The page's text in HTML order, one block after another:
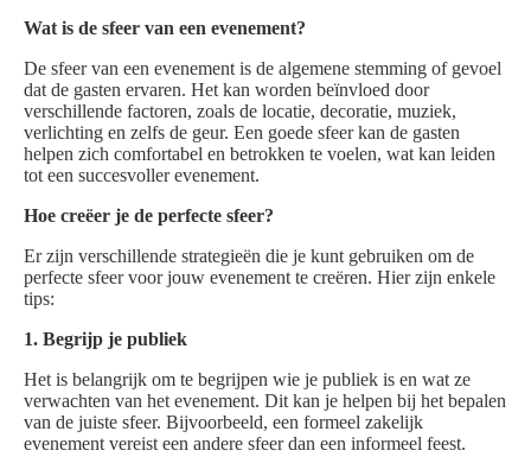
Wat is de sfeer van een evenement?
De sfeer van een evenement is de algemene stemming of gevoel
dat de gasten ervaren. Het kan worden beïnvloed door
verschillende factoren, zoals de locatie, decoratie, muziek,
verlichting en zelfs de geur. Een goede sfeer kan de gasten
helpen zich comfortabel en betrokken te voelen, wat kan leiden
tot een succesvoller evenement.
Hoe creëer je de perfecte sfeer?
Er zijn verschillende strategieën die je kunt gebruiken om de
perfecte sfeer voor jouw evenement te creëren. Hier zijn enkele
tips:
1. Begrijp je publiek
Het is belangrijk om te begrijpen wie je publiek is en wat ze
verwachten van het evenement. Dit kan je helpen bij het bepalen
van de juiste sfeer. Bijvoorbeeld, een formeel zakelijk
evenement vereist een andere sfeer dan een informeel feest.